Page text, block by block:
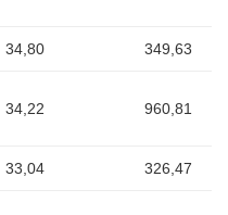
34,80 349,63
34,22 960,81
33,04 326,47